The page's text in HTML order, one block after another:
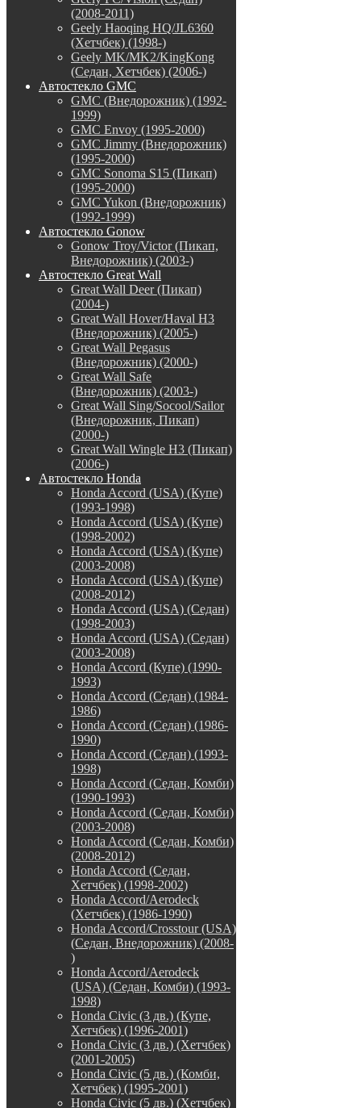
(2008-2011)
Geely Haoqing HQ/JL6360
(Хетчбек) (1998-)
Geely MK/MK2/KingKong
(Седан, Хетчбек) (2006-)
Автостекло GMC
GMC (Внедорожник) (1992-
1999)
GMC Envoy (1995-2000)
GMC Jimmy (Внедорожник)
(1995-2000)
GMC Sonoma S15 (Пикап)
(1995-2000)
GMC Yukon (Внедорожник)
(1992-1999)
Автостекло Gonow
Gonow Troy/Victor (Пикап,
Внедорожник) (2003-)
Автостекло Great Wall
Great Wall Deer (Пикап)
(2004-)
Great Wall Hover/Haval H3
(Внедорожник) (2005-)
Great Wall Pegasus
(Внедорожник) (2000-)
Great Wall Safe
(Внедорожник) (2003-)
Great Wall Sing/Socool/Sailor
(Внедорожник, Пикап)
(2000-)
Great Wall Wingle H3 (Пикап)
(2006-)
Автостекло Honda
Honda Accord (USA) (Купе)
(1993-1998)
Honda Accord (USA) (Купе)
(1998-2002)
Honda Accord (USA) (Купе)
(2003-2008)
Honda Accord (USA) (Купе)
(2008-2012)
Honda Accord (USA) (Седан)
(1998-2003)
Honda Accord (USA) (Седан)
(2003-2008)
Honda Accord (Купе) (1990-
1993)
Honda Accord (Седан) (1984-
1986)
Honda Accord (Седан) (1986-
1990)
Honda Accord (Седан) (1993-
1998)
Honda Accord (Седан, Комби)
(1990-1993)
Honda Accord (Седан, Комби)
(2003-2008)
Honda Accord (Седан, Комби)
(2008-2012)
Honda Accord (Седан,
Хетчбек) (1998-2002)
Honda Accord/Aerodeck
(Хетчбек) (1986-1990)
Honda Accord/Crosstour (USA)
(Седан, Внедорожник) (2008-
)
Honda Accord/Аerodeck
(USA) (Седан, Комби) (1993-
1998)
Honda Civic (3 дв.) (Купе,
Хетчбек) (1996-2001)
Honda Civic (3 дв.) (Хетчбек)
(2001-2005)
Honda Civic (5 дв.) (Комби,
Хетчбек) (1995-2001)
Honda Civic (5 дв.) (Хетчбек)